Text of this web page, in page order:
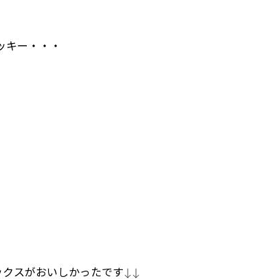
キー・・・
クスがおいしかったです↓↓